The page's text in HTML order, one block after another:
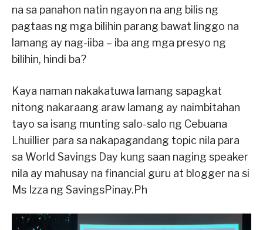
na sa panahon natin ngayon na ang bilis ng
pagtaas ng mga bilihin parang bawat linggo na
lamang ay nag-iiba – iba ang mga presyo ng
bilihin, hindi ba?
Kaya naman nakakatuwa lamang sapagkat
nitong nakaraang araw lamang ay naimbitahan
tayo sa isang munting salo-salo ng Cebuana
Lhuillier para sa nakapagandang topic nila para
sa World Savings Day kung saan naging speaker
nila ay mahusay na financial guru at blogger na si
Ms Izza ng SavingsPinay.Ph